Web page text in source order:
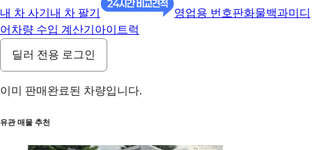
내 차 사기 내 차 팔기 영업용 번호판화물백과미디
어 차량 수입 계산기 아이트럭
딜러 전용 로그인
이미 판매완료된 차량입니다.
유관 매물 추천